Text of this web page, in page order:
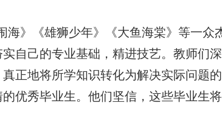
海》《雄狮少年》《大鱼海棠》等一
自己的专业基础，精进技艺。教师们
正地将所学知识转化为解决实际问题
优秀毕业生。他们坚信，这些毕业生